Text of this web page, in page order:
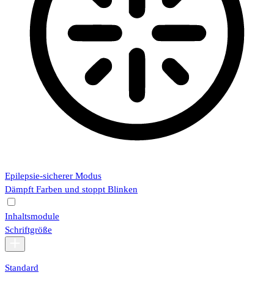
Epilepsie-sicherer Modus
Dämpft Farben und stoppt Blinken
Inhaltsmodule
Schriftgröße
Standard